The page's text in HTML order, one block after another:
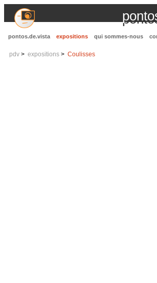
pontos.de.vista expositions qui sommes-nous
pdv expositions Coulisses